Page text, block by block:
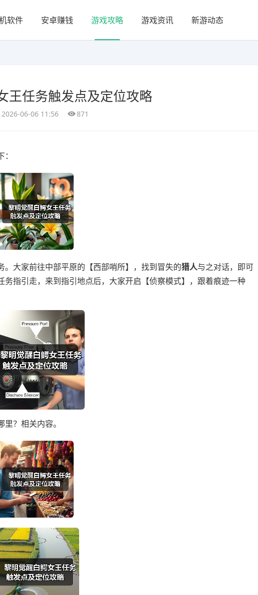
软件 安卓赚钱 游戏攻略 游戏资讯 新游动态
王任务触发点及定位攻略
2026-06-06 11:56 871
。大家前往中部平原的【西部哨所】，找到冒失的猎人与之对话，即可
指引走，来到指引地点后，大家开启【侦察模式】，跟着痕迹一种
？相关内容。